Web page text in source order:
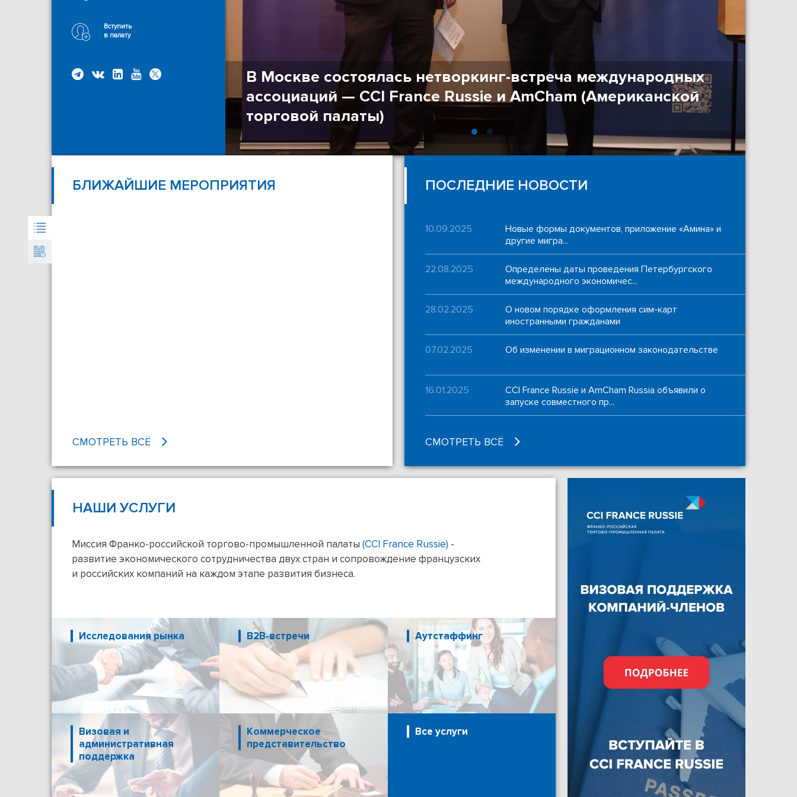
Вступить
в палату
В Москве состоялась нетворкинг-встреча международных
ассоциаций — CCI France Russie и AmCham (Американской
торговой палаты)
БЛИЖАЙШИЕ МЕРОПРИЯТИЯ
СМОТРЕТЬ ВСЁ
ПОСЛЕДНИЕ НОВОСТИ
10.09.2025
Новые формы документов, приложение «Амина» и
другие мигра...
22.08.2025
Определены даты проведения Петербургского
международного экономичес...
28.02.2025
О новом порядке оформления сим-карт
иностранными гражданами
07.02.2025 Об изменении в миграционном законодательстве
16.01.2025
CCI France Russie и AmCham Russia объявили о
запуске совместного пр...
СМОТРЕТЬ ВСЁ
НАШИ УСЛУГИ
Миссия Франко-российской торгово-промышленной палаты (CCI France Russie) -
развитие экономического сотрудничества двух стран и сопровождение французских
и российских компаний на каждом этапе развития бизнеса.
Исследования рынка B2B-встречи Аутстаффинг
Визовая и
административная
поддержка
Коммерческое
представительство
Все услуги